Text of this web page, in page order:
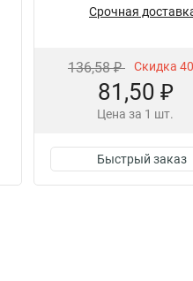
Срочная
136,58 ₽ Скидка
81,50 ₽
Цена за 1 шт.
Быстрый заказ